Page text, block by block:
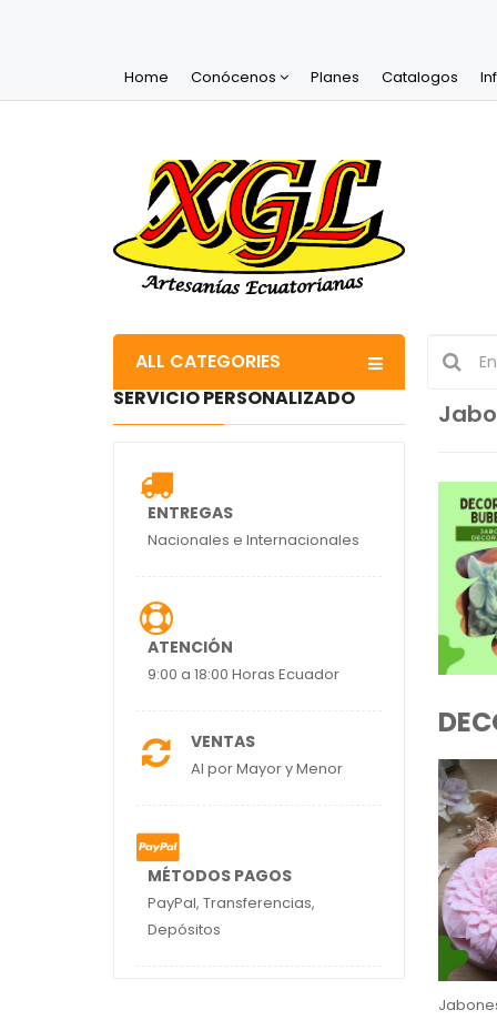
Home Conócenos Planes Catalogos
ALL CATEGORIES
SERVICIO PERSONALIZADO
ENTREGAS
Nacionales e Internacionales
ATENCIÓN
9:00 a 18:00 Horas Ecuador
VENTAS
Al por Mayor y Menor
MÉTODOS PAGOS
PayPal, Transferencias,
Depósitos